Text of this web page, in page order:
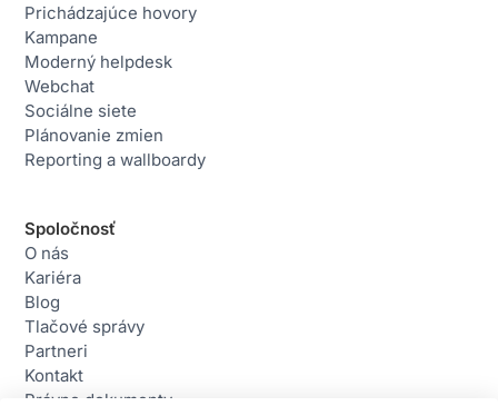
Prichádzajúce hovory
Kampane
Moderný helpdesk
Webchat
Sociálne siete
Plánovanie zmien
Reporting a wallboardy
Spoločnosť
O nás
Kariéra
Blog
Tlačové správy
Partneri
Kontakt
Právne dokumenty